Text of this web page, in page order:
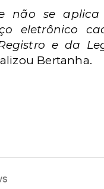
não se
eletrônico
e da
Bertanha.